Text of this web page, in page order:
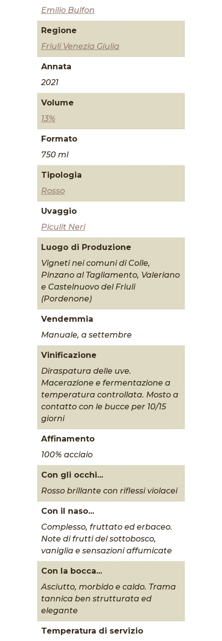
Emilio Bulfon
Regione
Friuli Venezia Giulia
Annata
2021
Volume
13%
Formato
750 ml
Tipologia
Rosso
Uvaggio
Piculit Neri
Luogo di Produzione
Vigneti nei comuni di Colle,
Pinzano al Tagliamento, Valeriano
e Castelnuovo del Friuli
(Pordenone)
Vendemmia
Manuale, a settembre
Vinificazione
Diraspatura delle uve.
Macerazione e fermentazione a
temperatura controllata. Mosto a
contatto con le bucce per 10/15
giorni
Affinamento
100% acciaio
Con gli occhi...
Rosso brillante con riflessi violacei
Con il naso...
Complesso, fruttato ed erbaceo.
Note di frutti del sottobosco,
vaniglia e sensazioni affumicate
Con la bocca...
Asciutto, morbido e caldo. Trama
tannica ben strutturata ed
elegante
Temperatura di servizio